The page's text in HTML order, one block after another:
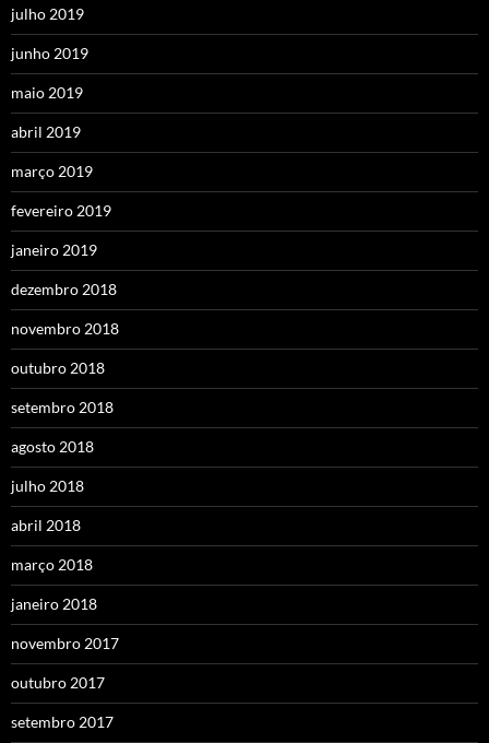
julho 2019
junho 2019
maio 2019
abril 2019
março 2019
fevereiro 2019
janeiro 2019
dezembro 2018
novembro 2018
outubro 2018
setembro 2018
agosto 2018
julho 2018
abril 2018
março 2018
janeiro 2018
novembro 2017
outubro 2017
setembro 2017